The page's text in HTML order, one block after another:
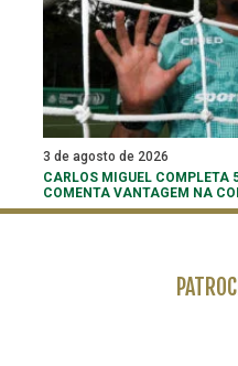
3 de agosto de 2026
CARLOS MIGUEL COMPLETA
COMENTA VANTAGEM NA